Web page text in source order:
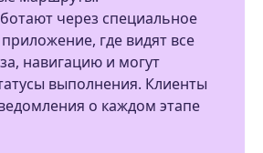
через специальное
где видят все
навигацию и могут
выполнения. Клиенты
о каждом этапе